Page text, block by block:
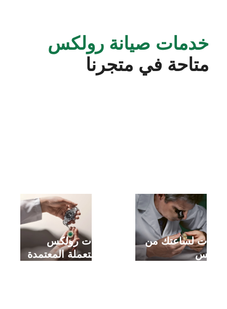
خدمات صيانة رولكس
متاحة في متجرنا
خدمات لساعتك من
رولكس
ساعات رولكس
المستعملة المعتمدة